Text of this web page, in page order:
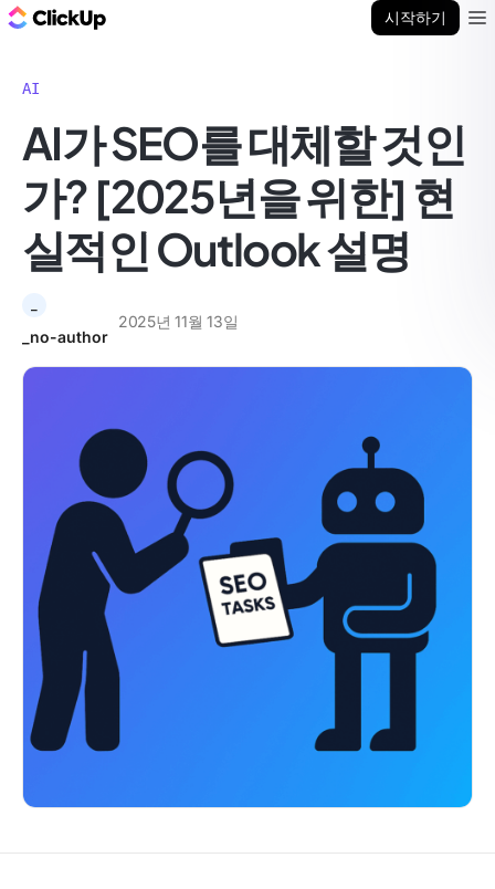
시작하기
AI
AI가 SEO를 대체할 것인
가? [2025년을 위한] 현
실적인 Outlook 설명
_no-author
2025년 11월 13일